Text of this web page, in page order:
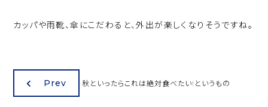
カッパや雨靴、傘にこだわると、外出が楽しくなりそうですね。
Prev 秋といったらこれは絶対食べたい!というもの